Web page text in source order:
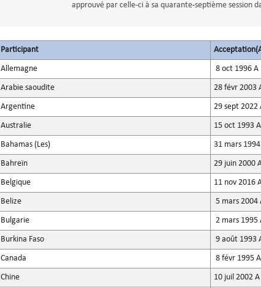
approuvé par celle-ci à sa quarante-septième session
Participant
Allemagne 8 oct 1996 A
Arabie saoudite 28 févr 2003
Argentine 29 sept 2022
Australie 15 oct 1993 A
Bahamas (Les) 31 mars
Bahreïn 29 juin 2000
Belgique 11 nov 2016
Belize 5 mars 2004
Bulgarie 2 mars 1995
Burkina Faso 9 août 1993
Canada 8 févr 1995 A
Chine 10 juil 2002 A